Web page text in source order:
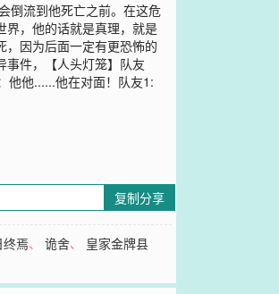
倒流到他死亡之前。在这危
界，他的话就是真理，就是
，因为后面一定有更恐怖的
事件，【人头灯笼】队友
他他......他在对面！队友1:
复制分享
终焉、诡舍、 皇家金牌县